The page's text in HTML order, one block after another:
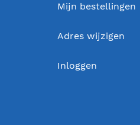
Mijn bestellingen
Adres wijzigen
Inloggen